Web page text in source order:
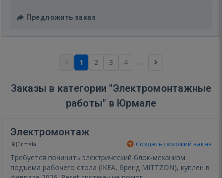
Предложить заказ
1 2 3 4 ...
Заказы в категории "Электромонтажные
работы" в Юрмале
Электромонтаж
Jūrmala Создать похожий заказ
Требуется починить электрический блок-механизм
подъема рабочего стола (IKEA, бренд MITTZON), куплен в